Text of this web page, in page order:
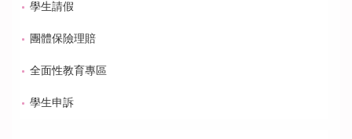
學生請假
團體保險理賠
全面性教育專區
學生申訴